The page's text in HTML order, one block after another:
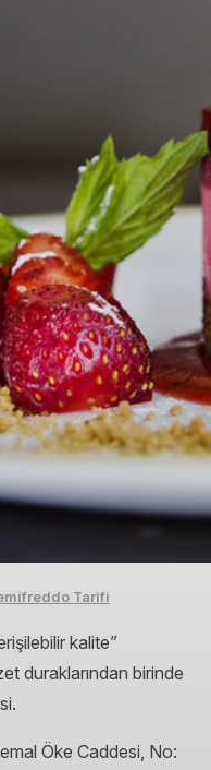
Tarifi
kalite”
duraklarından birinde
Öke Caddesi, No: